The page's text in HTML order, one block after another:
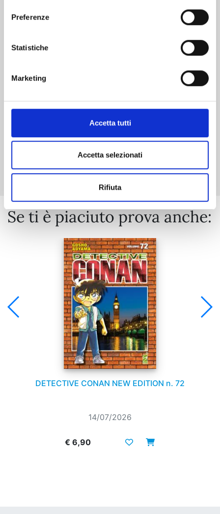
Preferenze
Statistiche
Marketing
Accetta tutti
Accetta selezionati
Rifiuta
Mostra tutto
Se ti è piaciuto prova anche:
DETECTIVE CONAN NEW EDITION n. 72
14/07/2026
€ 6,90